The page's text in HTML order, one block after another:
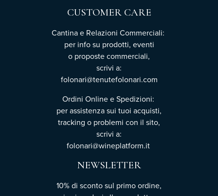
CUSTOMER CARE
Cantina e Relazioni Commerciali:
per info su prodotti, eventi
o proposte commerciali,
scrivi a:
folonari@tenutefolonari.com
Ordini Online e Spedizioni:
per assistenza sui tuoi acquisti,
tracking o problemi con il sito,
scrivi a:
folonari@wineplatform.it
NEWSLETTER
10% di sconto sul primo ordine,